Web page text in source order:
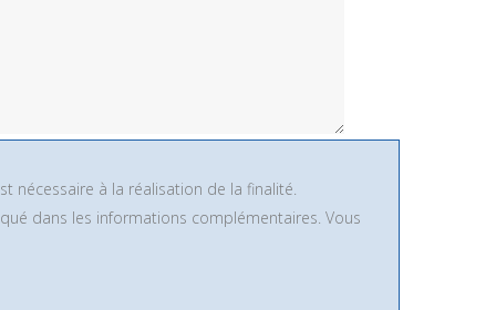
nécessaire à la réalisation de la finalité.
dans les informations complémentaires. Vous